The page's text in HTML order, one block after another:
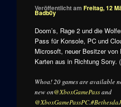
Veröffentlicht am Freitag, 12
Badb0y
Doom’s, Rage 2 und die
Pass für Konsole, PC und
Microsoft, neuer Besitzer
Karten aus in Richtung Sony. (
Whoa! 20 games are available
new on@XboxGamePassand
@XboxGamePassPC.